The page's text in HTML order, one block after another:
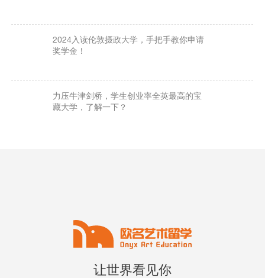
2024入读伦敦摄政大学，手把手教你申请
奖学金！
力压牛津剑桥，学生创业率全英最高的宝
藏大学，了解一下？
让世界看见你